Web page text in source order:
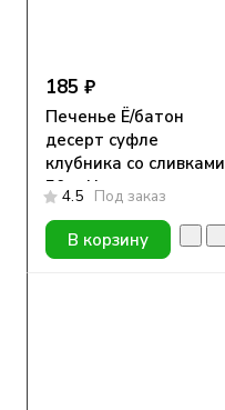
185 ₽
Печенье Ё/батон
десерт суфле
клубника со сливками
50гр.New
4.5 Под заказ
В корзину